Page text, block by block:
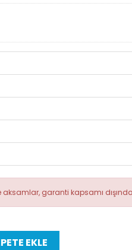
aksamlar, garanti kapsamı
EKLE